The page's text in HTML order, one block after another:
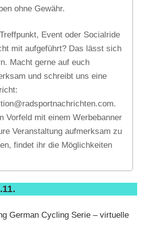
ohne Gewähr.
Event oder Socialride
mit aufgeführt? Das lässt sich
Macht gerne auf euch
und schreibt uns eine
Vorfeld mit einem Werbebanner
Veranstaltung aufmerksam zu
findet ihr die Möglichkeiten
German Cycling Serie – virtuelle